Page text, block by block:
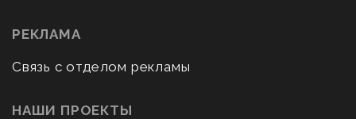
РЕКЛАМА
Связь с отделом рекламы
НАШИ ПРОЕКТЫ